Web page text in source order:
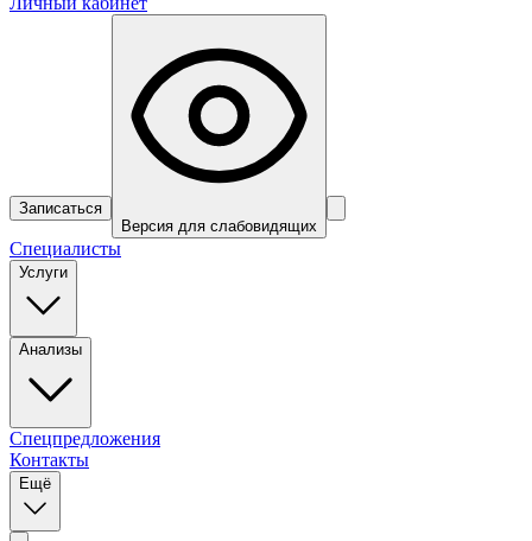
Записаться
Версия для слабовидящих
Специалисты
Услуги
Анализы
Спецпредложения
Контакты
Ещё